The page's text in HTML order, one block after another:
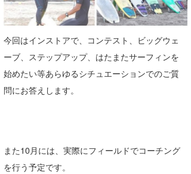
今回はインストアで、コンテスト、ビッグウェ
ーブ、ステップアップ、はたまたサーフィンを
始めたい等あらゆるシチュエーションでのご質
問にお答えします。
また10月には、実際にフィールドでコーチング
を行う予定です。
Yoshiyuki Obata
arukasvision
DELTA FORCE SURF
CBA Films
WAVAL
中浦“JET”章
嵯峨明日香
進士剛光
田原啓江
大野”MAR”修聖
☆加藤
+☆maki☆+
Aichan
chan-U
H
波伝説